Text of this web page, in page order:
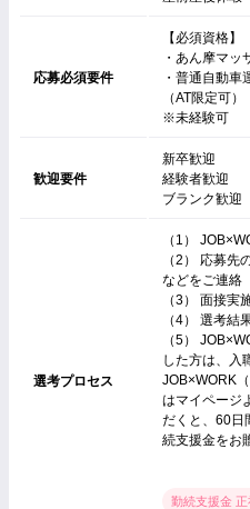
応募必須要件
【必須資格】
・あん摩マッ
・普通自動車
（AT限定可）
※未経験可
歓迎要件
新卒歓迎
経験者歓迎
ブランク歓迎
選考プロセス
（1）
（2） 応募先
などをご連絡
（3） 面接実
（4） 選考結
（5）
した方は、入
JOB×WORK
はマイページ
だくと、60日
続支援金をお
勤続支援金